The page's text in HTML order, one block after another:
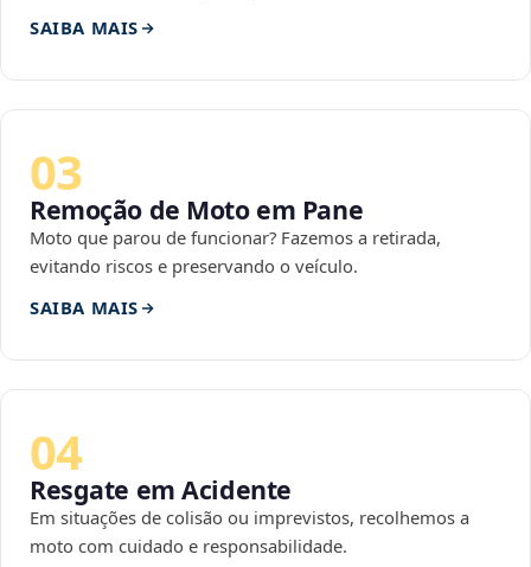
SAIBA MAIS
03
Remoção de Moto em Pane
Moto que parou de funcionar? Fazemos a retirada,
evitando riscos e preservando o veículo.
SAIBA MAIS
04
Resgate em Acidente
Em situações de colisão ou imprevistos, recolhemos a
moto com cuidado e responsabilidade.